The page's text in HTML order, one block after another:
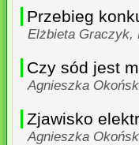
Przebieg
Elżbieta Graczyk,
Czy sód jest
Agnieszka
Zjawisko
Agnieszka